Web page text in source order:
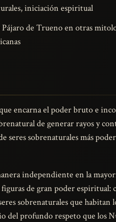
iniciación espiritual
de Trueno en otras
encarna el poder bruto e
de generar rayos y
sobrenaturales más
independiente en la
de gran poder espiritual:
sobrenaturales que habitan
del profundo respeto que los